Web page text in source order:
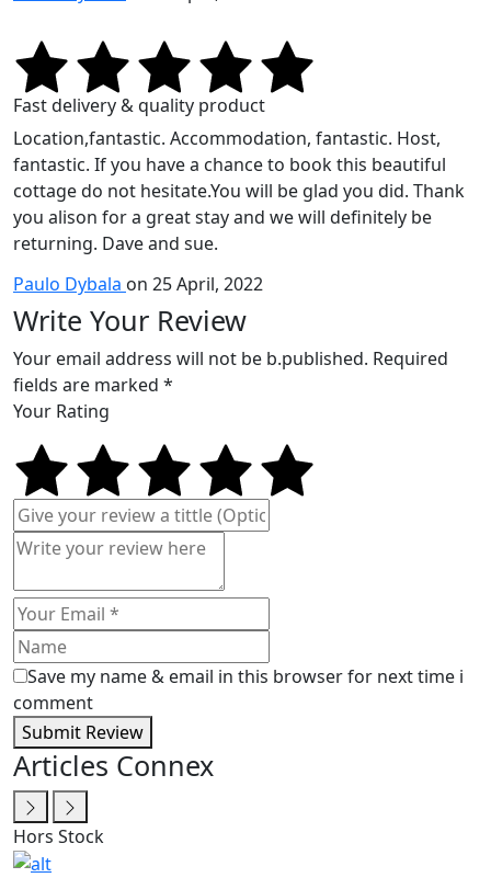
Fast delivery & quality product
Location,fantastic. Accommodation, fantastic. Host,
fantastic. If you have a chance to book this beautiful
cottage do not hesitate.You will be glad you did. Thank
you alison for a great stay and we will definitely be
returning. Dave and sue.
Paulo Dybala on 25 April, 2022
Write Your Review
Your email address will not be b.published. Required
fields are marked *
Your Rating
Save my name & email in this browser for next time i
comment
Submit Review
Articles Connex
Hors Stock